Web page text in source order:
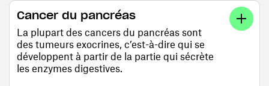
Cancer du pancréas
La plupart des cancers du pancréas sont
des tumeurs exocrines, c’est-à-dire qui se
développent à partir de la partie qui sécrète
les enzymes digestives.